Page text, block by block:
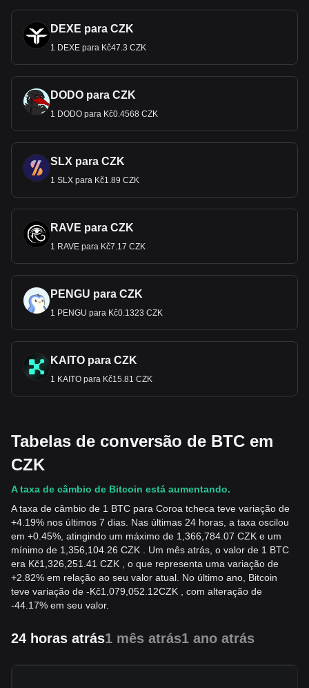
DEXE para CZK
1 DEXE para Kč47.3 CZK
DODO para CZK
1 DODO para Kč0.4568 CZK
SLX para CZK
1 SLX para Kč1.89 CZK
RAVE para CZK
1 RAVE para Kč7.17 CZK
PENGU para CZK
1 PENGU para Kč0.1323 CZK
KAITO para CZK
1 KAITO para Kč15.81 CZK
Tabelas de conversão de BTC em
CZK
A taxa de câmbio de Bitcoin está aumentando.
A taxa de câmbio de 1 BTC para Coroa tcheca teve variação de
+4.19% nos últimos 7 dias. Nas últimas 24 horas, a taxa oscilou
em +0.45%, atingindo um máximo de 1,366,784.07 CZK e um
mínimo de 1,356,104.26 CZK . Um mês atrás, o valor de 1 BTC
era Kč1,326,251.41 CZK , o que representa uma variação de
+2.82% em relação ao seu valor atual. No último ano, Bitcoin
teve variação de -Kč1,079,052.12CZK , com alteração de
-44.17% em seu valor.
24 horas atrás1 mês atrás1 ano atrás